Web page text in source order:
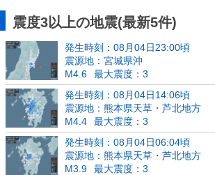
震度3以上の地震(最新5件)
発生時刻：08月04日23:00頃
震源地：宮城県沖
M4.6
最大震度：3
発生時刻：08月04日14:06頃
震源地：熊本県天草・芦北地方
M4.4
最大震度：3
発生時刻：08月04日06:04頃
震源地：熊本県天草・芦北地方
M3.9
最大震度：3